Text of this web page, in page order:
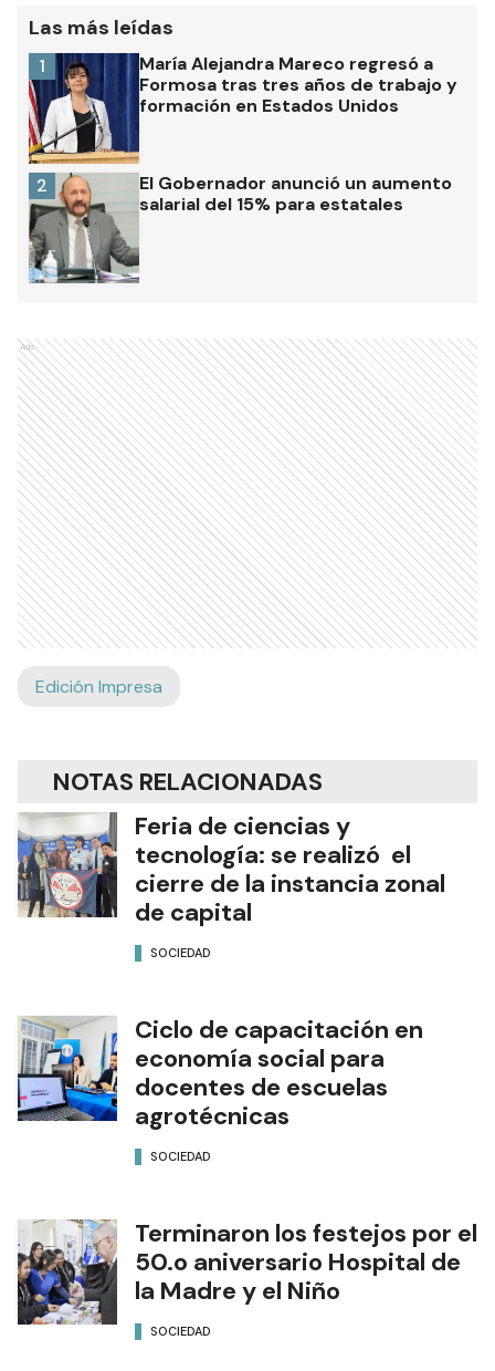
Las más leídas
María Alejandra Mareco regresó a
Formosa tras tres años de trabajo y
formación en Estados Unidos
1
El Gobernador anunció un aumento
salarial del 15% para estatales
2
Ads
Edición Impresa
NOTAS RELACIONADAS
Feria de ciencias y
tecnología: se realizó el
cierre de la instancia zonal
de capital
SOCIEDAD
Ciclo de capacitación en
economía social para
docentes de escuelas
agrotécnicas
SOCIEDAD
Terminaron los festejos por el
50.o aniversario Hospital de
la Madre y el Niño
SOCIEDAD